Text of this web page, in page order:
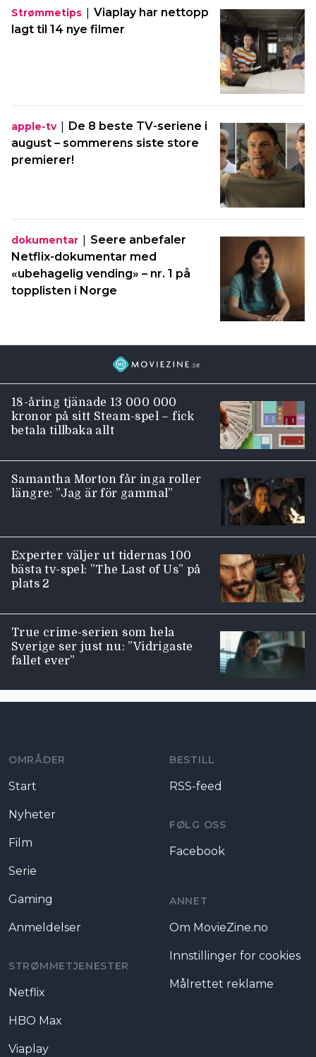
Strømmetips | Viaplay har nettopp
lagt til 14 nye filmer
apple-tv| De 8 beste TV-seriene i
august – sommerens siste store
premierer!
dokumentar | Seere anbefaler
Netflix-dokumentar med
«ubehagelig vending» – nr. 1 på
topplisten i Norge
18-åring tjänade 13 000 000
kronor på sitt Steam-spel – fick
betala tillbaka allt
Samantha Morton får inga roller
längre: ”Jag är för gammal”
Experter väljer ut tidernas 100
bästa tv-spel: ”The Last of Us” på
plats 2
True crime-serien som hela
Sverige ser just nu: ”Vidrigaste
fallet ever”
OMRÅDER
Start
Nyheter
Film
Serie
Gaming
Anmeldelser
STRØMMETJENESTER
Netflix
HBO Max
Viaplay
BESTILL
RSS-feed
FØLG OSS
Facebook
ANNET
Om MovieZine.no
Innstillinger for cookies
Målrettet reklame